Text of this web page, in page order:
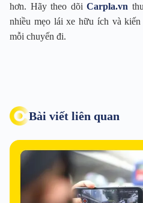
hơn. Hãy theo dõiCarpla.vn
nhiều mẹo lái xe hữu ích và
mỗi chuyến đi.
Bài viết liên quan